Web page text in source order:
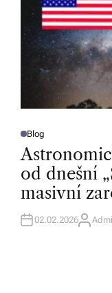
P
S
E
D
I
N
Blog
od dnešní
masivní
02.02.2026A